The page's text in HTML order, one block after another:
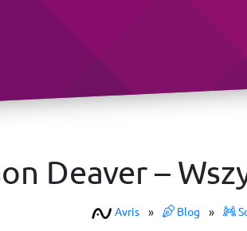
Deaver –
Avris » Blog »